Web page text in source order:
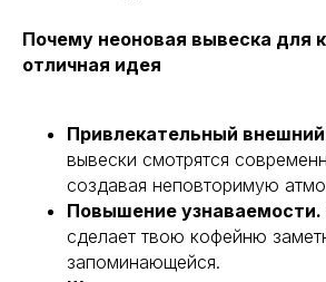
Почему неоновая вывеска для
отличная идея
Привлекательный
вывески смотрятся
создавая неповторимую
Повышение узнаваемости.
сделает твою кофейню
запоминающейся.